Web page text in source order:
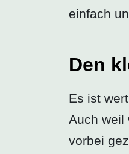
einfach
Den
Es ist
Auch weil
vorbei